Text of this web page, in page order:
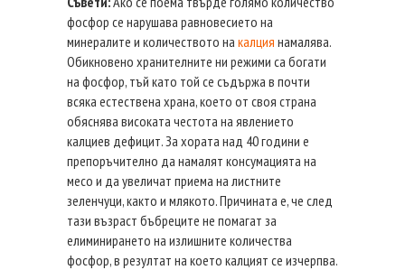
фосфор се нарушава равновесието на
минералите и количеството на калция намалява.
Обикновено хранителните ни режими са богати
на фосфор, тъй като той се съдържа в почти
всяка естествена храна, което от своя страна
обяснява високата честота на явлението
калциев дефицит. За хората над 40 години е
препоръчително да намалят консумацията на
месо и да увеличат приема на листните
зеленчуци, както и млякото. Причината е, че след
тази възраст бъбреците не помагат за
елиминирането на излишните количества
фосфор, в резултат на което калцият се изчерпва.